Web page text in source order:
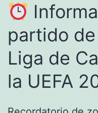
partido
Liga de
la UEFA